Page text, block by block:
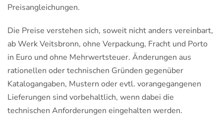
Preisangleichungen.
Die Preise verstehen sich, soweit nicht anders vereinbart,
ab Werk Veitsbronn, ohne Verpackung, Fracht und Porto
in Euro und ohne Mehrwertsteuer. Änderungen aus
rationellen oder technischen Gründen gegenüber
Katalogangaben, Mustern oder evtl. vorangegangenen
Lieferungen sind vorbehaltlich, wenn dabei die
technischen Anforderungen eingehalten werden.